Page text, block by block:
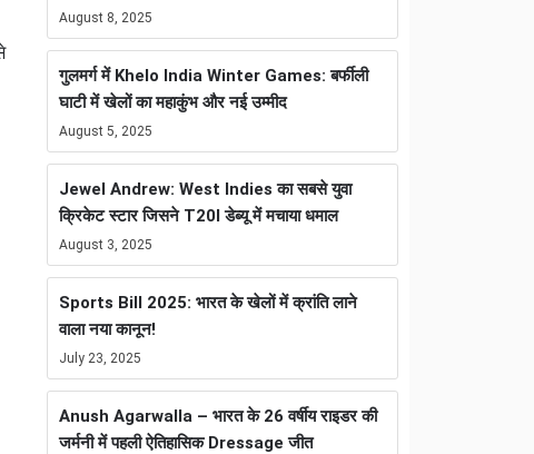
August 8, 2025
गुलमर्ग में Khelo India Winter Games: बर्फीली
घाटी में खेलों का महाकुंभ और नई उम्मीद
August 5, 2025
Jewel Andrew: West Indies का सबसे युवा
क्रिकेट स्टार जिसने T20I डेब्यू में मचाया धमाल
August 3, 2025
Sports Bill 2025: भारत के खेलों में क्रांति लाने
वाला नया कानून!
July 23, 2025
Anush Agarwalla – भारत के 26 वर्षीय राइडर की
जर्मनी में पहली ऐतिहासिक Dressage जीत